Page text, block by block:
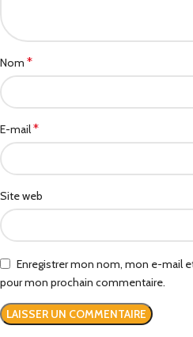
Nom *
E-mail*
Site web
Enregistrer mon nom, mon e-mail
pour mon prochain commentaire.